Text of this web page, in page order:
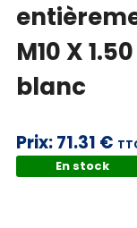
M10 X
blanc
Prix:71.31 €
En stock